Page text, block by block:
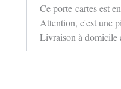
Ce porte-cartes est
Attention, c'est une
Livraison à domicile